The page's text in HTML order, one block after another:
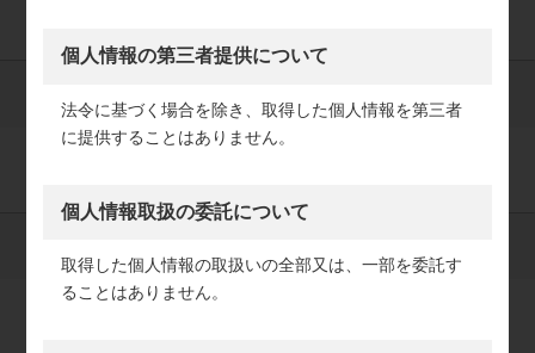
個人情報の第三者提供について
法令に基づく場合を除き、取得した個人情報を第三者
に提供することはありません。
個人情報取扱の委託について
取得した個人情報の取扱いの全部又は、一部を委託す
ることはありません。